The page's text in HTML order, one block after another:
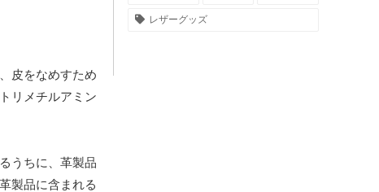
皮をなめすため
リメチルアミン
うちに、革製品
製品に含まれる
レザーグッズ